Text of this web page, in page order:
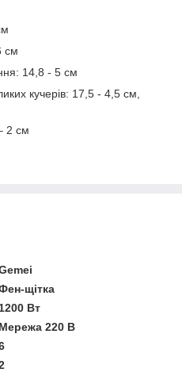
см
14,8 - 5 см
кучерів: 17,5 - 4,5 см,
2 см
щітка
1200 Вт
Мережа 220 В